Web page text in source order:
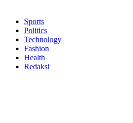
Sports
Politics
Technology
Fashion
Health
Redaksi